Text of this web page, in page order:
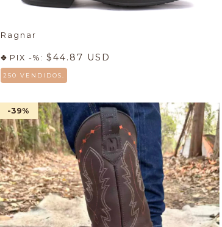
Ragnar
PIX -%:$44.87 USD
250 VENDIDOS.
-39%